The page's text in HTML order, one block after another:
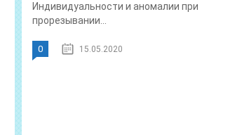
Индивидуальности и аномалии при
прорезывании...
0 15.05.2020